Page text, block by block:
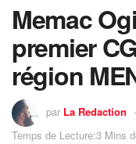
Memac
premier
région
par La Redaction
Temps de Lecture:3 Mins